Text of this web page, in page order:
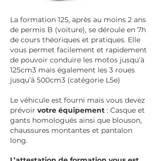
La formation 125, après au moins 2 ans
de permis B (voiture), se déroule en 7h
de cours théoriques et pratiques. Elle
vous permet facilement et rapidement
de pouvoir conduire les motos jusqu’à
125cm3 mais également les 3 roues
jusqu’à 500cm3 (catégorie L5e)
Le véhicule est fourni mais vous devez
prévoir votre équipement : Casque et
gants homologués ainsi que blouson,
chaussures montantes et pantalon
long.